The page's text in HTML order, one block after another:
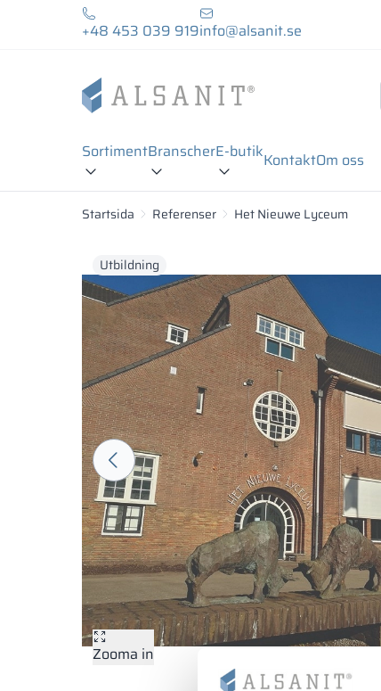
+48 453 039 919info@alsanit.se
SortimentBranscherE-butikKontaktOm oss
Startsida Referenser Het Nieuwe Lyceum
Zooma in
Utbildning